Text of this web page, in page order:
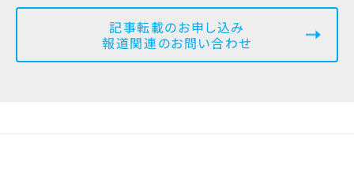
記事転載のお申し込み
報道関連のお問い合わせ